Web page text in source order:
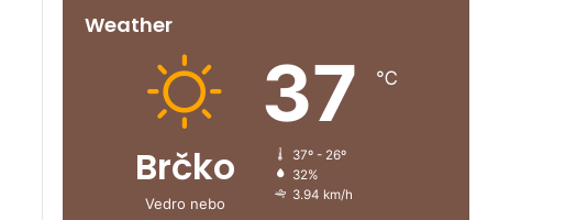
Weather
Brčko
Vedro nebo
37 ℃
37º - 26º
32%
3.94 km/h